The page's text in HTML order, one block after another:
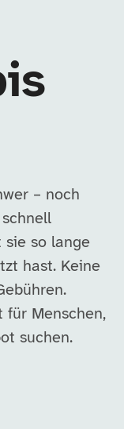
– noch
sie so lange
hast. Keine
für Menschen,
suchen.